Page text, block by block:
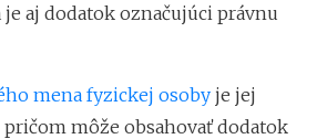
aj dodatok označujúci právnu
mena fyzickej osoby je jej
môže obsahovať dodatok